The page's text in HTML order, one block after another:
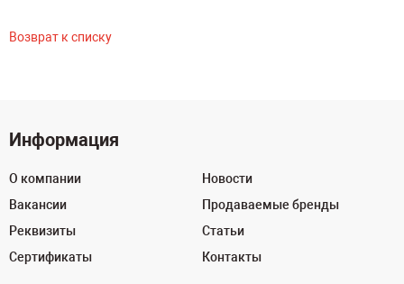
Возврат к списку
Информация
О компании
Вакансии
Реквизиты
Сертификаты
Новости
Продаваемые бренды
Статьи
Контакты